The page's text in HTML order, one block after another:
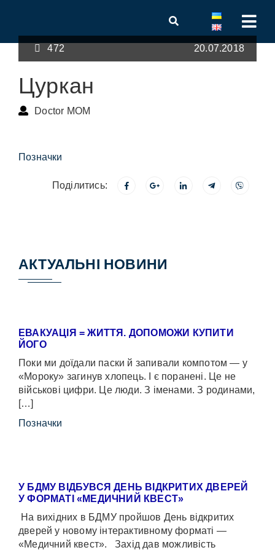
472 20.07.2018
Цуркан
Doctor MOM
Позначки
Поділитись:
АКТУАЛЬНІ НОВИНИ
ЕВАКУАЦІЯ = ЖИТТЯ. ДОПОМОЖИ КУПИТИ
ЙОГО
Поки ми доїдали паски й запивали компотом — у
«Мороку» загинув хлопець. І є поранені. Це не
військові цифри. Це люди. З іменами. З родинами,
[…]
Позначки
У БДМУ ВІДБУВСЯ ДЕНЬ ВІДКРИТИХ ДВЕРЕЙ
У ФОРМАТІ «МЕДИЧНИЙ КВЕСТ»
На вихідних в БДМУ пройшов День відкритих
дверей у новому інтерактивному форматі —
«Медичний квест». Захід дав можливість